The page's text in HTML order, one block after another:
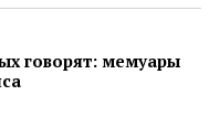
говорят: мемуары